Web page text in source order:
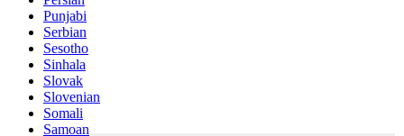
Punjabi
Serbian
Sesotho
Sinhala
Slovak
Slovenian
Somali
Samoan